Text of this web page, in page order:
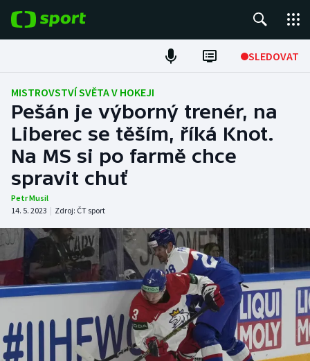
SLEDOVAT
Fotbal
Hokej
Tenis
Atletika
DALŠÍ SPORTY
Americký fotbal
Baseball a softbal
NEPŘEHLÉDNĚTE
Soutěže
Historické návraty
MISTROVSTVÍ SVĚTA V HOKEJI
Pešán je výborný trenér, na
Liberec se těším, říká Knot.
Na MS si po farmě chce
spravit chuť
Petr Musil
14. 5. 2023 | Zdroj: ČT sport